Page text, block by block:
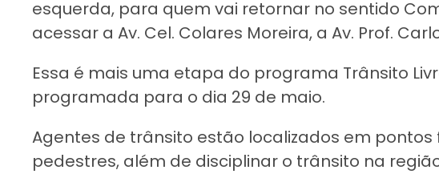
esquerda, para quem vai retornar no sentido
acessar a Av. Cel. Colares Moreira, a Av. Prof.
Essa é mais uma etapa do programa Trânsito
programada para o dia 29 de maio.
Agentes de trânsito estão localizados em
pedestres, além de disciplinar o trânsito na